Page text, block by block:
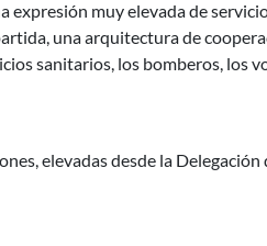
muy elevada de
una arquitectura de
sanitarios, los bomberos,
elevadas desde la